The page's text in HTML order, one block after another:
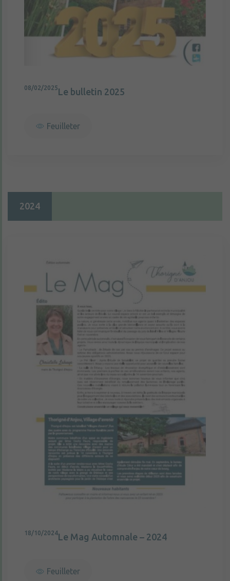
08/02/2025Le bulletin 2025
Feuilleter
2024
18/10/2024Le Mag Automnale – 2024
Feuilleter